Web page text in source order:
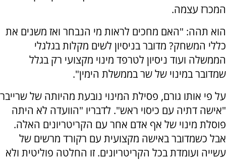
המכרז עצמה.
הוא תהה: "האם מחכים לראות מי הנבחר ואז משנים את
כללי המשחק? מדובר בניסיון לשים מקלות בגלגלי
הממשלה ועוד ניסיון לטרפד מינוי מקצועי רק בגלל
שמדובר במינוי של שר בממשלת הימין".
על פי אותו גורם, פסילת המינוי נובעת מהיותה של שרייבר
"אישה דתיה עם כיסוי ראש". לדבריו "הוועדה לא היתה
פוסלת מינוי של אף אדם אחר עם הקריטריונים האלה.
אבל כשמדובר באישה מקצועית עם רקורד מרשים של
עשייה ועומדת בכל הקריטריונים. זו החלטה פוליטית ולא